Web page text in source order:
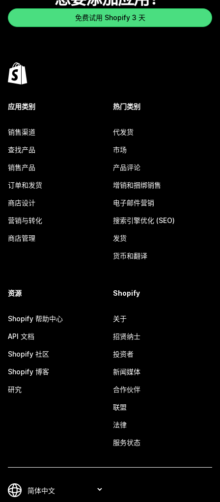
免费试用 Shopify 3 天
应用类别
销售渠道
查找产品
销售产品
订单和发货
商店设计
营销与转化
商店管理
热门类别
代发货
市场
产品评论
增销和捆绑销售
电子邮件营销
搜索引擎优化 (SEO)
发货
货币和翻译
资源
Shopify 帮助中心
API 文档
Shopify 社区
Shopify 博客
研究
Shopify
关于
招贤纳士
投资者
新闻媒体
合作伙伴
联盟
法律
服务状态